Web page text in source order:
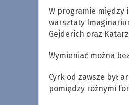
W programie między
warsztaty
Gejderich oraz
Wymieniać można
Cyrk od zawsze był
pomiędzy różnymi